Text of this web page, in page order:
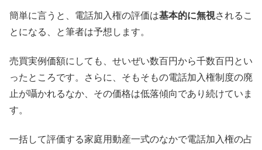
簡単に言うと、電話加入権の評価は基本的に無視されるこ
とになる、と筆者は予想します。
売買実例価額にしても、せいぜい数百円から千数百円とい
ったところです。さらに、そもそもの電話加入権制度の廃
止が囁かれるなか、その価格は低落傾向であり続けていま
す。
一括して評価する家庭用動産一式のなかで電話加入権の占